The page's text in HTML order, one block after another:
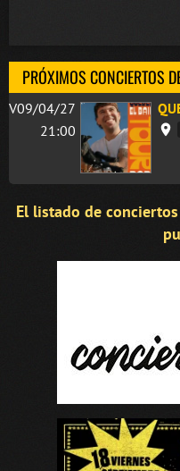
PRÓXIMOS CONCIERTOS
V09/04/27
21:00
El listado de